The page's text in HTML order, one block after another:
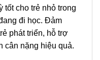
tốt cho trẻ nhỏ trong
đi học. Đảm
phát triển, hỗ trợ
cân nặng hiệu quả.